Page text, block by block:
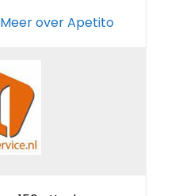
Meer over Apetito